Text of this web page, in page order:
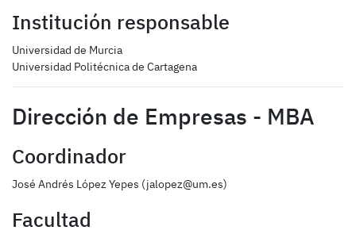
Institución responsable
Universidad de Murcia
Universidad Politécnica de Cartagena
Dirección de Empresas - MBA
Coordinador
José Andrés López Yepes (jalopez@um.es)
Facultad